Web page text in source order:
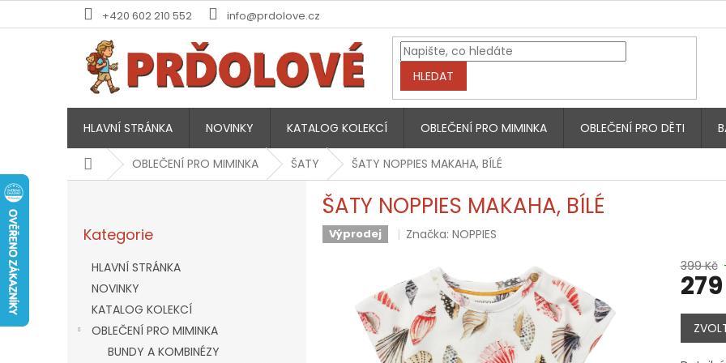
+420 602 210 552 info@prdolove.cz
HLEDAT
HLAVNÍ STRÁNKA NOVINKY KATALOG KOLEKCÍ OBLEČENÍ PRO MIMINKA OBLEČENÍ PRO DĚTI
DomůOBLEČENÍ PRO MIMINKA ŠATY ŠATY NOPPIES MAKAHA, BÍLÉ
kategorie
Kategorie
HLAVNÍ STRÁNKA
NOVINKY
KATALOG KOLEKCÍ
OBLEČENÍ PRO MIMINKA
BUNDY A KOMBINÉZY
ŠATY NOPPIES MAKAHA, BÍLÉ
Výprodej Značka:NOPPIES
399 Kč
Měrná
cena: